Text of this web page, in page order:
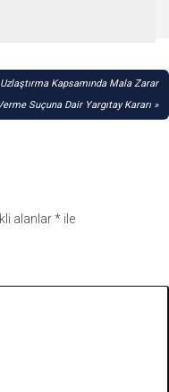
Uzlaştırma Kapsamında Mala Zarar
Suçuna Dair Yargıtay Kararı
alanlar* ile